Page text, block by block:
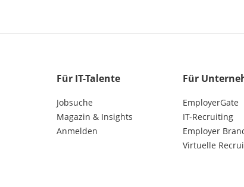
Für IT-Talente
Jobsuche
Magazin & Insights
Anmelden
Für
EmployerGate
IT-Recruiting
Employer
Virtuelle